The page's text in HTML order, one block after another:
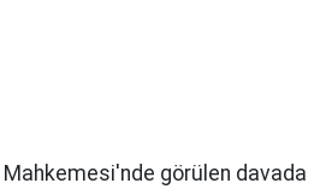
Mahkemesi'nde görülen davada